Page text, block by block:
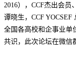
2016）， CCF杰出会员
谭晓生， CCF YOCSEF
全国各高校和企事业单
共识，此次论坛在微信